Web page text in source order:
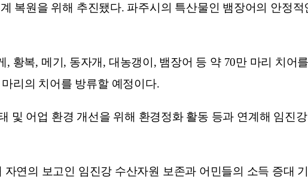
복원을 위해 추진됐다. 파주시의 특산물인 뱀장어의 안정
황복, 메기, 동자개, 대농갱이, 뱀장어 등 약 70만 마리 치어
리의 치어를 방류할 예정이다.
및 어업 환경 개선을 위해 환경정화 활동 등과 연계해 임진
연의 보고인 임진강 수산자원 보존과 어민들의 소득 증대